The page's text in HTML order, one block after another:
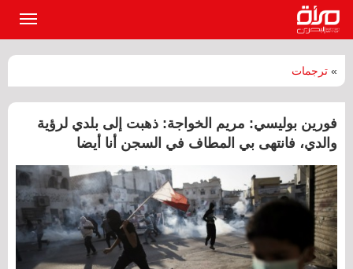
» ترجمات
فورين بوليسي: مريم الخواجة: ذهبت إلى بلدي لرؤية
والدي، فانتهى بي المطاف في السجن أنا أيضا